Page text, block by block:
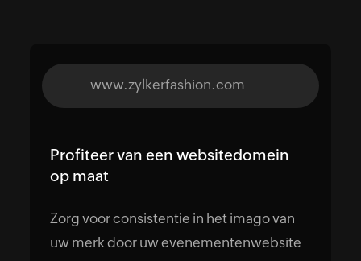
www.zylkerfashion.com
Profiteer van eenwebsitedomein
op maat
Zorg voor consistentie in het imago van
uw merk door uw evenementenwebsite